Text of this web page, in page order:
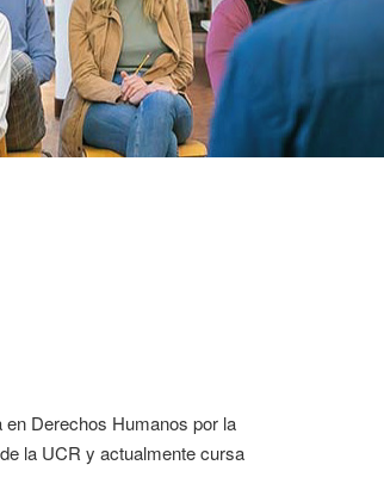
Derechos Humanos por la
la UCR y actualmente cursa